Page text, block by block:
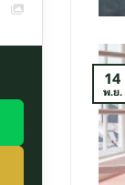
14
พ.ย.